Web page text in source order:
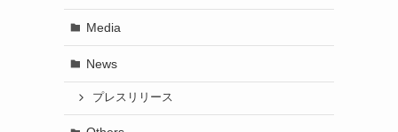
Media
News
プレスリリース